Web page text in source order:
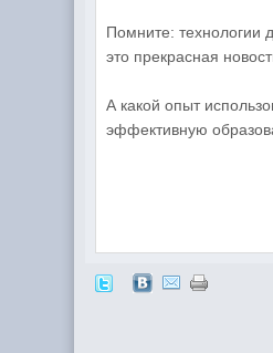
Помните: технологии
это прекрасная
А какой опыт
эффективную